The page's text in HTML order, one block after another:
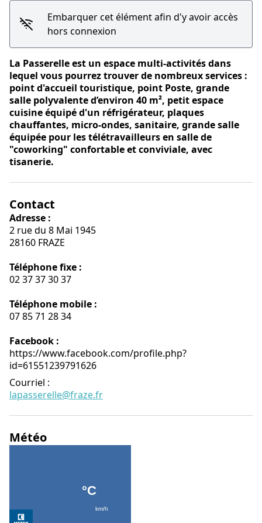
Voir l'image en plein écran
Embarquer cet élément afin d'y avoir accès
hors connexion
La Passerelle est un espace multi-activités dans
lequel vous pourrez trouver de nombreux services :
point d'accueil touristique, point Poste, grande
salle polyvalente d’environ 40 m², petit espace
cuisine équipé d'un réfrigérateur, plaques
chauffantes, micro-ondes, sanitaire, grande salle
équipée pour les télétravailleurs en salle de
"coworking" confortable et conviviale, avec
tisanerie.
Contact
Adresse :
2 rue du 8 Mai 1945
28160 FRAZE
Téléphone fixe :
02 37 37 30 37
Téléphone mobile :
07 85 71 28 34
Facebook :
https://www.facebook.com/profile.php?
id=61551239791626
Courriel :
lapasserelle@fraze.fr
Météo